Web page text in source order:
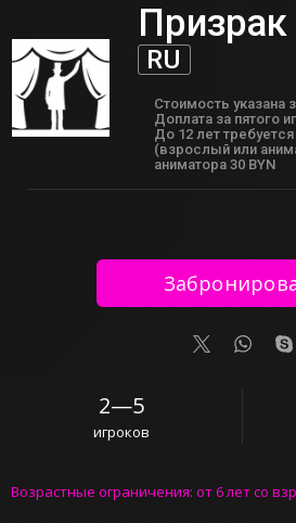
RU
Cтоимость указана
Доплата за пятого
До 12 лет
(взрослый или
аниматора 30 BYN
2—5
игроков
Возрастные ограничения: от 6 лет со